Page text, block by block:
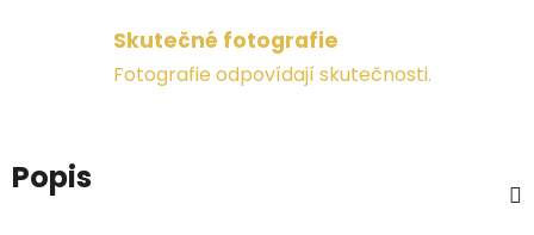
Skutečné fotografie
Fotografie odpovídají skutečnosti.
Popis